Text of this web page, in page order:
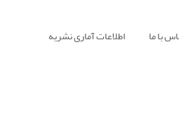
با ما اطلاعات آماری نشریه